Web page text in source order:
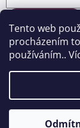
Tento web
procházením
používáním..
Nová registrace
Copyright